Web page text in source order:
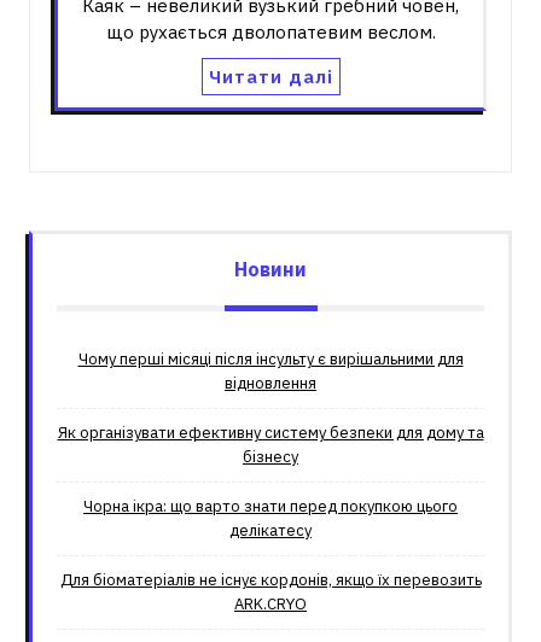
Каяк – невеликий вузький гребний човен,
що рухається дволопатевим веслом.
Читати далі
Новини
Чому перші місяці після інсульту є вирішальними для
відновлення
Як організувати ефективну систему безпеки для дому та
бізнесу
Чорна ікра: що варто знати перед покупкою цього
делікатесу
Для біоматеріалів не існує кордонів, якщо їх перевозить
ARK.CRYO